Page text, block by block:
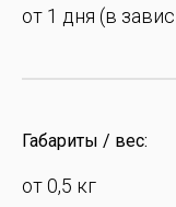
от 1 дня (в
Габариты / вес:
от 0,5 кг